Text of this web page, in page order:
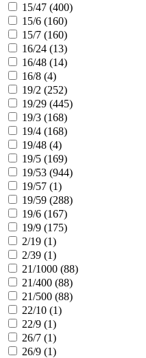
15/47 (400)
15/6 (160)
15/7 (160)
16/24 (13)
16/48 (14)
16/8 (4)
19/2 (252)
19/29 (445)
19/3 (168)
19/4 (168)
19/48 (4)
19/5 (169)
19/53 (944)
19/57 (1)
19/59 (288)
19/6 (167)
19/9 (175)
2/19 (1)
2/39 (1)
21/1000 (88)
21/400 (88)
21/500 (88)
22/10 (1)
22/9 (1)
26/7 (1)
26/9 (1)